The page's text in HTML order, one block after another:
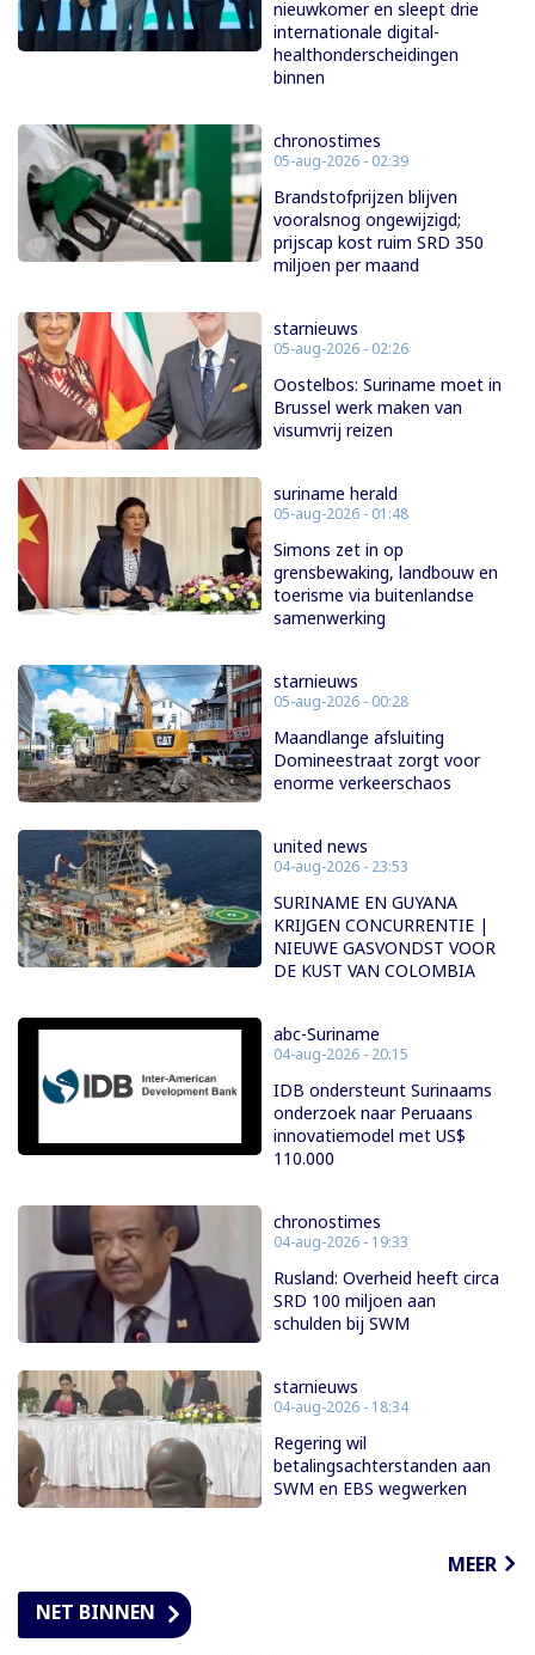
nieuwkomer en sleept drie
internationale digital-
healthonderscheidingen
binnen
chronostimes
05-aug-2026 - 02:39
Brandstofprijzen blijven
vooralsnog ongewijzigd;
prijscap kost ruim SRD 350
miljoen per maand
starnieuws
05-aug-2026 - 02:26
Oostelbos: Suriname moet in
Brussel werk maken van
visumvrij reizen
suriname herald
05-aug-2026 - 01:48
Simons zet in op
grensbewaking, landbouw en
toerisme via buitenlandse
samenwerking
starnieuws
05-aug-2026 - 00:28
Maandlange afsluiting
Domineestraat zorgt voor
enorme verkeerschaos
united news
04-aug-2026 - 23:53
SURINAME EN GUYANA
KRIJGEN CONCURRENTIE |
NIEUWE GASVONDST VOOR
DE KUST VAN COLOMBIA
abc-Suriname
04-aug-2026 - 20:15
IDB ondersteunt Surinaams
onderzoek naar Peruaans
innovatiemodel met US$
110.000
chronostimes
04-aug-2026 - 19:33
Rusland: Overheid heeft circa
SRD 100 miljoen aan
schulden bij SWM
starnieuws
04-aug-2026 - 18:34
Regering wil
betalingsachterstanden aan
SWM en EBS wegwerken
MEER
NET BINNEN